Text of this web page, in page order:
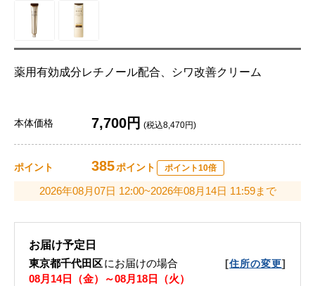
薬用有効成分レチノール配合、シワ改善クリーム
本体価格 7,700円 (税込8,470円)
ポイント 385ポイント ポイント10倍
2026年08月07日 12:00~2026年08月14日 11:59まで
お届け予定日
東京都千代田区にお届けの場合 [住所の変更]
08月14日（金）～08月18日（火）